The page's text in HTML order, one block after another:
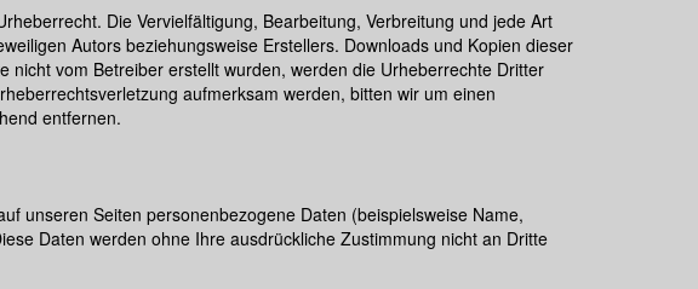
Die Vervielfältigung, Bearbeitung, Verbreitung und jede Art
Autors beziehungsweise Erstellers. Downloads und Kopien dieser
vom Betreiber erstellt wurden, werden die Urheberrechte Dritter
aufmerksam werden, bitten wir um einen
entfernen.
unseren Seiten personenbezogene Daten (beispielsweise Name,
Daten werden ohne Ihre ausdrückliche Zustimmung nicht an Dritte